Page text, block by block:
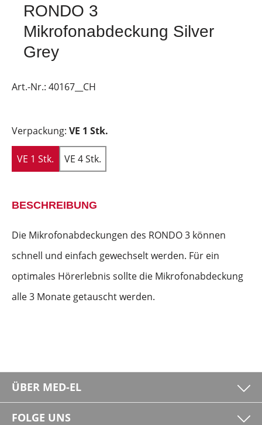
RONDO 3
Mikrofonabdeckung Silver
Grey
Art.-Nr.: 40167__CH
Verpackung: VE 1 Stk.
VE 1 Stk. VE 4 Stk.
BESCHREIBUNG
Die Mikrofonabdeckungen des RONDO 3 können
schnell und einfach gewechselt werden. Für ein
optimales Hörerlebnis sollte die Mikrofonabdeckung
alle 3 Monate getauscht werden.
ÜBER MED-EL
FOLGE UNS